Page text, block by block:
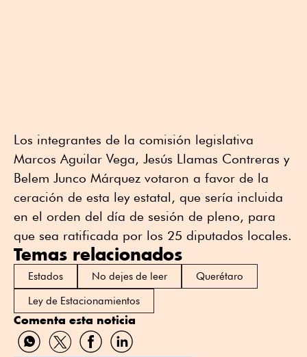
Los integrantes de la comisión legislativa
Marcos Aguilar Vega, Jesús Llamas Contreras y
Belem Junco Márquez votaron a favor de la
ceración de esta ley estatal, que sería incluida
en el orden del día de sesión de pleno, para
que sea ratificada por los 25 diputados locales.
Temas relacionados
Estados No dejes de leer
Querétaro
Ley de Estacionamientos
Comenta esta noticia
CompartirCompartirCompartirCompartir